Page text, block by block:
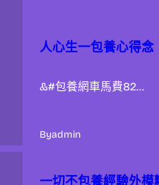
人心生一包養心得念
&#包養網車馬費82…
Byadmin
一切不包養經驗外模